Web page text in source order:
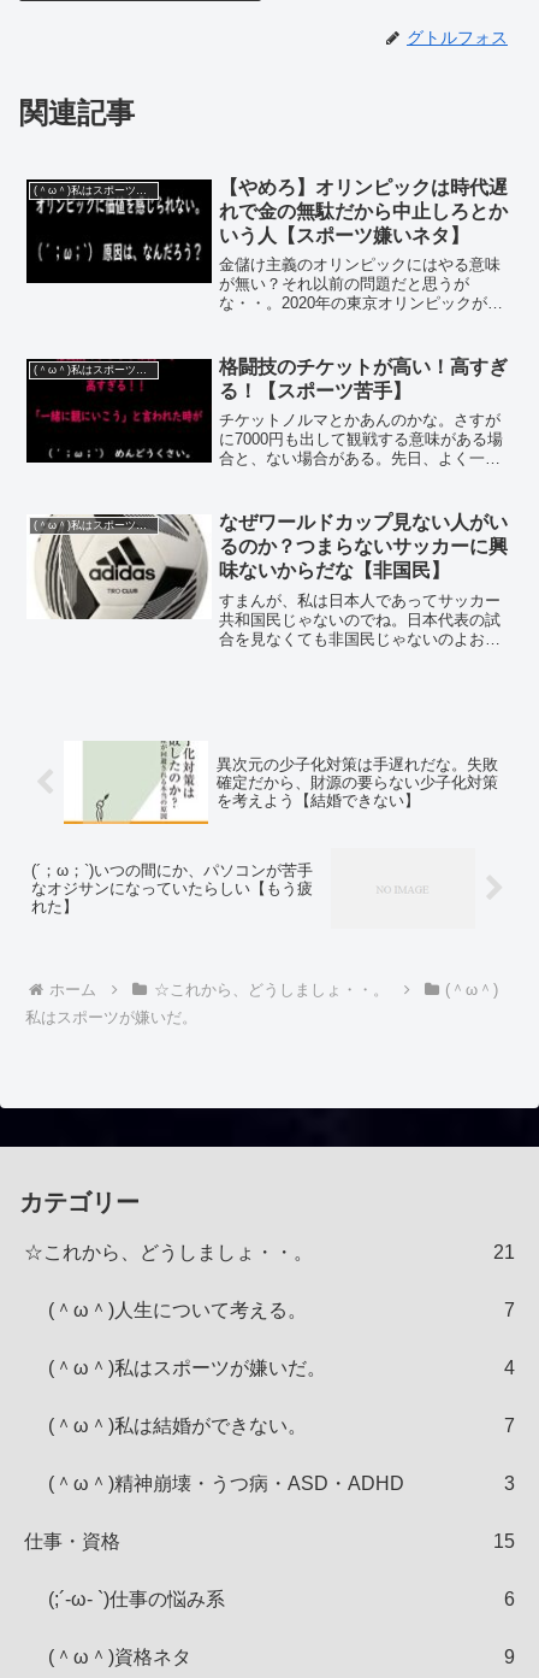
グトルフォス
関連記事
【やめろ】オリンピックは時代遅
れで金の無駄だから中止しろとか
いう人【スポーツ嫌いネタ】
金儲け主義のオリンピックにはやる意味
が無い？それ以前の問題だと思うが
な・・。2020年の東京オリンピックが、
る。・・しかし、ホントに延期して開催
できるのかなあ？...
(＾ω＾)私はスポーツが嫌いだ。
格闘技のチケットが高い！高すぎ
る！【スポーツ苦手】
チケットノルマとかあんのかな。さすが
に7000円も出して観戦する意味がある場
合と、ない場合がある。先日、よく一緒
ぜ！」とのお誘いを受けた。・・そし
て、断った。だって、チケッ...
(＾ω＾)私はスポーツが嫌いだ。
なぜワールドカップ見ない人がい
るのか？つまらないサッカーに興
味ないからだな【非国民】
すまんが、私は日本人であってサッカー
共和国民じゃないのでね。日本代表の試
合を見なくても非国民じゃないのよおん♪
異次元の少子化対策は手遅れだな。失敗
確定だから、財源の要らない少子化対策
を考えよう【結婚できない】
(´；ω；`)いつの間にか、パソコンが苦手
なオジサンになっていたらしい【もう疲
れた】
ホーム ☆これから、どうしましょ・・。
(＾ω＾)
私はスポーツが嫌いだ。
カテゴリー
☆これから、どうしましょ・・。 21
(＾ω＾)人生について考える。 7
(＾ω＾)私はスポーツが嫌いだ。 4
(＾ω＾)私は結婚ができない。 7
(＾ω＾)精神崩壊・うつ病・ASD・ADHD 3
仕事・資格 15
(;´-ω- `)仕事の悩み系 6
(＾ω＾)資格ネタ 9